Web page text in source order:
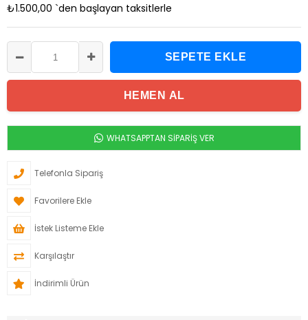
₺1.500,00 `den başlayan taksitlerle
WHATSAPPTAN SİPARİŞ VER
Telefonla Sipariş
Favorilere Ekle
İstek Listeme Ekle
Karşılaştır
İndirimli Ürün